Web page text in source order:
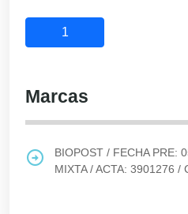
1
Marcas
BIOPOST / FECHA PRE:
MIXTA/ ACTA: 3901276 /